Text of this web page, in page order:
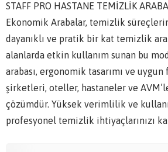
STAFF PRO HASTANE TEMİZLİK
Ekonomik Arabalar, temizlik
dayanıklı ve pratik bir kat temizlik
alanlarda etkin kullanım sunan bu
arabası, ergonomik tasarımı ve
şirketleri, oteller, hastaneler ve
çözümdür. Yüksek verimlilik ve
profesyonel temizlik ihtiyaçlarınızı